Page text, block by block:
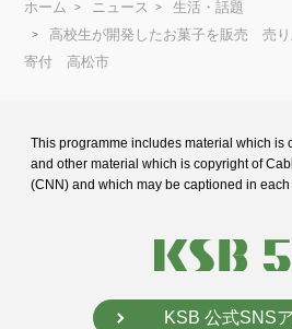
ホーム ニュース
生活・話題
高校生が開発したお菓子を販売 売
寄付 高松市
This programme includes material which is
and other material which is copyright of
(CNN) and which may be captioned in each
KSB 公式SNS